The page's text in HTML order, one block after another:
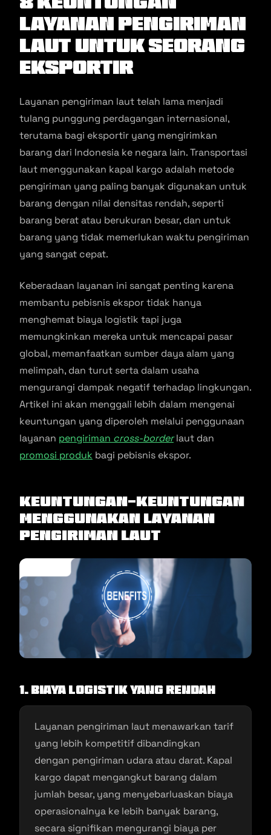
Layanan Pengiriman
Laut Untuk Seorang
Eksportir
Layanan pengiriman laut telah lama menjadi
tulang punggung perdagangan internasional,
terutama bagi eksportir yang mengirimkan
barang dari Indonesia ke negara lain. Transportasi
laut menggunakan kapal kargo adalah metode
pengiriman yang paling banyak digunakan untuk
barang dengan nilai densitas rendah, seperti
barang berat atau berukuran besar, dan untuk
barang yang tidak memerlukan waktu pengiriman
yang sangat cepat.
Keberadaan layanan ini sangat penting karena
membantu pebisnis ekspor tidak hanya
menghemat biaya logistik tapi juga
memungkinkan mereka untuk mencapai pasar
global, memanfaatkan sumber daya alam yang
melimpah, dan turut serta dalam usaha
mengurangi dampak negatif terhadap lingkungan.
Artikel ini akan menggali lebih dalam mengenai
keuntungan yang diperoleh melalui penggunaan
layanan pengiriman cross-borderlaut dan
promosi produk bagi pebisnis ekspor.
Keuntungan-Keuntungan
Menggunakan Layanan
Pengiriman Laut
1. Biaya Logistik yang Rendah
Layanan pengiriman laut menawarkan tarif
yang lebih kompetitif dibandingkan
dengan pengiriman udara atau darat. Kapal
kargo dapat mengangkut barang dalam
jumlah besar, yang menyebarluaskan biaya
operasionalnya ke lebih banyak barang,
secara signifikan mengurangi biaya per